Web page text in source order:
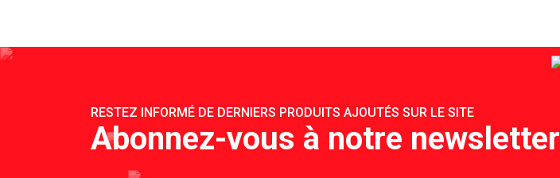
RESTEZ INFORMÉ DE DERNIERS PRODUITS AJOUTÉS SUR LE SITE
Abonnez-vous à notre newsletter